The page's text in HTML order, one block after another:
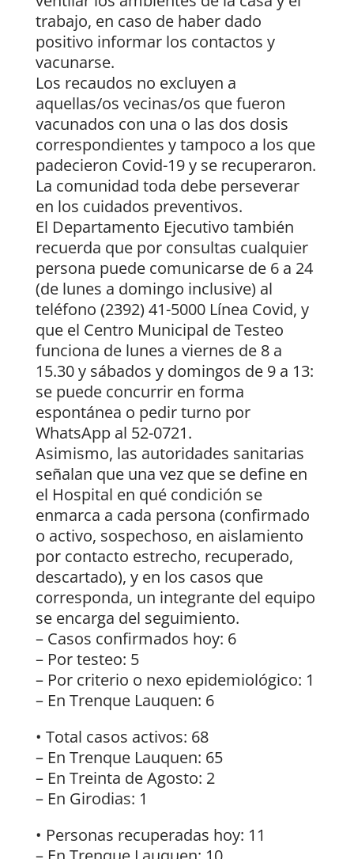
trabajo, en caso de haber dado
positivo informar los contactos y
vacunarse.
Los recaudos no excluyen a
aquellas/os vecinas/os que fueron
vacunados con una o las dos dosis
correspondientes y tampoco a los que
padecieron Covid-19 y se recuperaron.
La comunidad toda debe perseverar
en los cuidados preventivos.
El Departamento Ejecutivo también
recuerda que por consultas cualquier
persona puede comunicarse de 6 a 24
(de lunes a domingo inclusive) al
teléfono (2392) 41-5000 Línea Covid, y
que el Centro Municipal de Testeo
funciona de lunes a viernes de 8 a
15.30 y sábados y domingos de 9 a 13:
se puede concurrir en forma
espontánea o pedir turno por
WhatsApp al 52-0721.
Asimismo, las autoridades sanitarias
señalan que una vez que se define en
el Hospital en qué condición se
enmarca a cada persona (confirmado
o activo, sospechoso, en aislamiento
por contacto estrecho, recuperado,
descartado), y en los casos que
corresponda, un integrante del equipo
se encarga del seguimiento.
– Casos confirmados hoy: 6
– Por testeo: 5
– Por criterio o nexo epidemiológico: 1
– En Trenque Lauquen: 6
• Total casos activos: 68
– En Trenque Lauquen: 65
– En Treinta de Agosto: 2
– En Girodias: 1
• Personas recuperadas hoy: 11